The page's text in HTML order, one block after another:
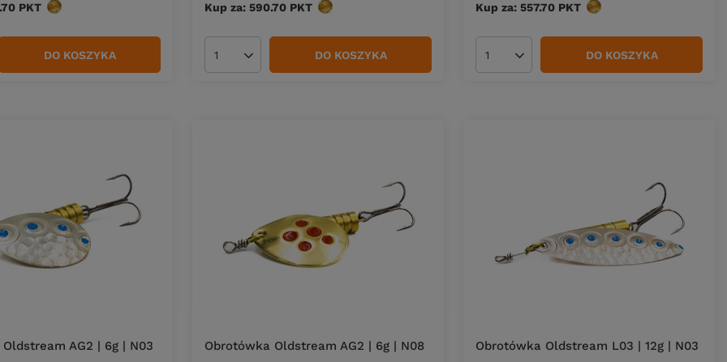
PKT punktów
DO KOSZYKA
Kup za: 590.70 PKT punktów
Ilość produktów DO KOSZYKA
Kup za: 557.70 PKT punktów
Ilość produktów DO KOSZYKA
AG2 | 6g | N03 Obrotówka Oldstream AG2 | 6g | N08 Obrotówka Oldstream L03 | 12g | N03